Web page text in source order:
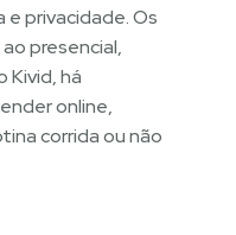
e privacidade. Os
presencial,
Kivid, há
online,
corrida ou não